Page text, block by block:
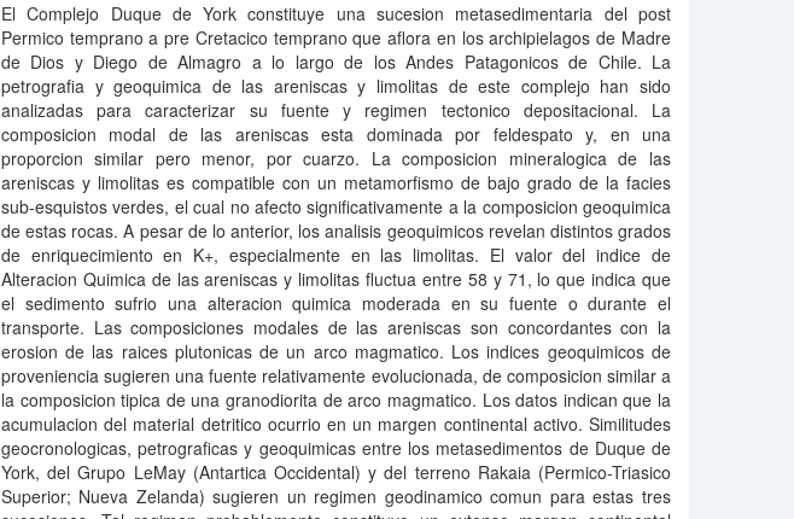
El Complejo Duque de York constituye una sucesion metasedimentaria del post
Permico temprano a pre Cretacico temprano que aflora en los archipielagos de Madre
de Dios y Diego de Almagro a lo largo de los Andes Patagonicos de Chile. La
petrografia y geoquimica de las areniscas y limolitas de este complejo han sido
analizadas para caracterizar su fuente y regimen tectonico depositacional. La
composicion modal de las areniscas esta dominada por feldespato y, en una
proporcion similar pero menor, por cuarzo. La composicion mineralogica de las
areniscas y limolitas es compatible con un metamorfismo de bajo grado de la facies
sub-esquistos verdes, el cual no afecto significativamente a la composicion geoquimica
de estas rocas. A pesar de lo anterior, los analisis geoquimicos revelan distintos grados
de enriquecimiento en K+, especialmente en las limolitas. El valor del indice de
Alteracion Quimica de las areniscas y limolitas fluctua entre 58 y 71, lo que indica que
el sedimento sufrio una alteracion quimica moderada en su fuente o durante el
transporte. Las composiciones modales de las areniscas son concordantes con la
erosion de las raices plutonicas de un arco magmatico. Los indices geoquimicos de
proveniencia sugieren una fuente relativamente evolucionada, de composicion similar a
la composicion tipica de una granodiorita de arco magmatico. Los datos indican que la
acumulacion del material detritico ocurrio en un margen continental activo. Similitudes
geocronologicas, petrograficas y geoquimicas entre los metasedimentos de Duque de
York, del Grupo LeMay (Antartica Occidental) y del terreno Rakaia (Permico-Triasico
Superior; Nueva Zelanda) sugieren un regimen geodinamico comun para estas tres